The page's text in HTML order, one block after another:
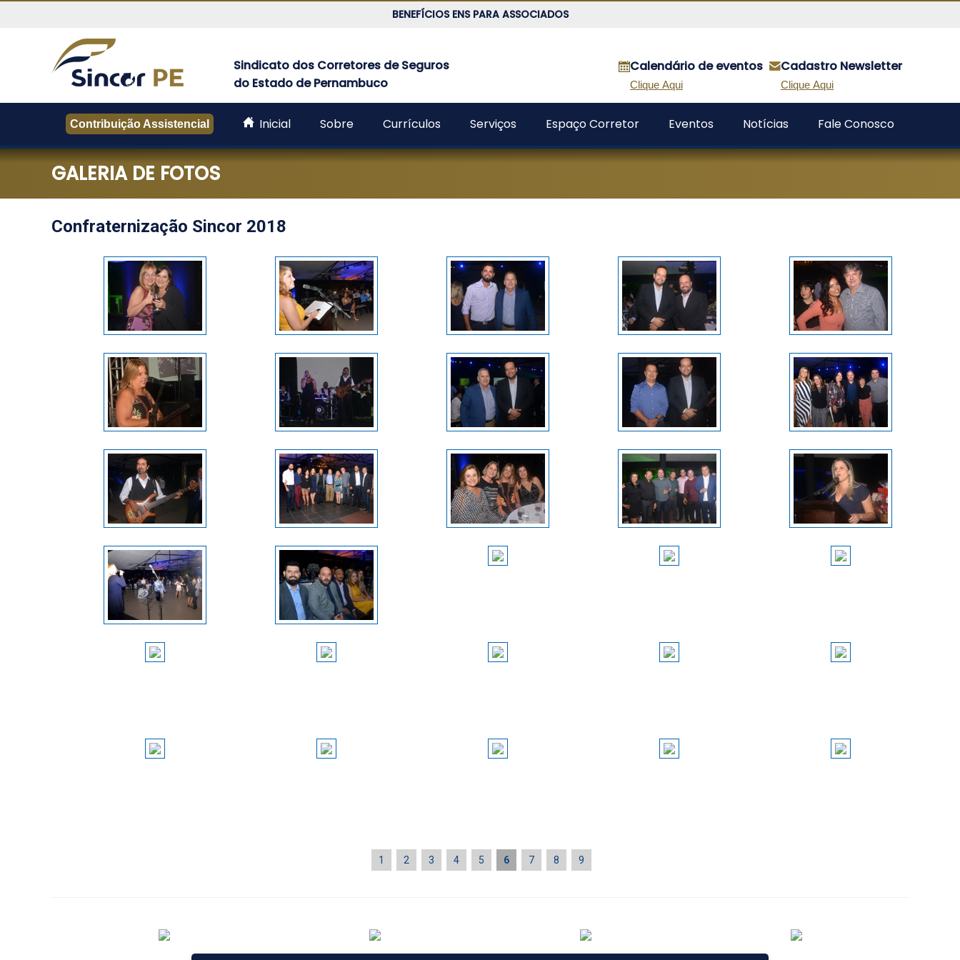
BENEFÍCIOS ENS PARA ASSOCIADOS
dos
Corretores
Seguros
Estado
Pernambuco
Sindicato dos Corretores de Seguros
do Estado de Pernambuco
Cadastro Newsletter
Clique Aqui
Calendário de eventos
Clique Aqui
Contribuição Assistencial Inicial Sobre Currículos Serviços Espaço Corretor Eventos Notícias Fale Conosco
GALERIA DE FOTOS
Confraternização Sincor 2018
1 2 3 4 5 6 7 8 9